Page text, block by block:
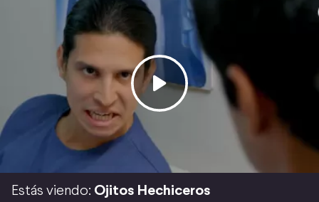
Estás viendo: Ojitos Hechiceros